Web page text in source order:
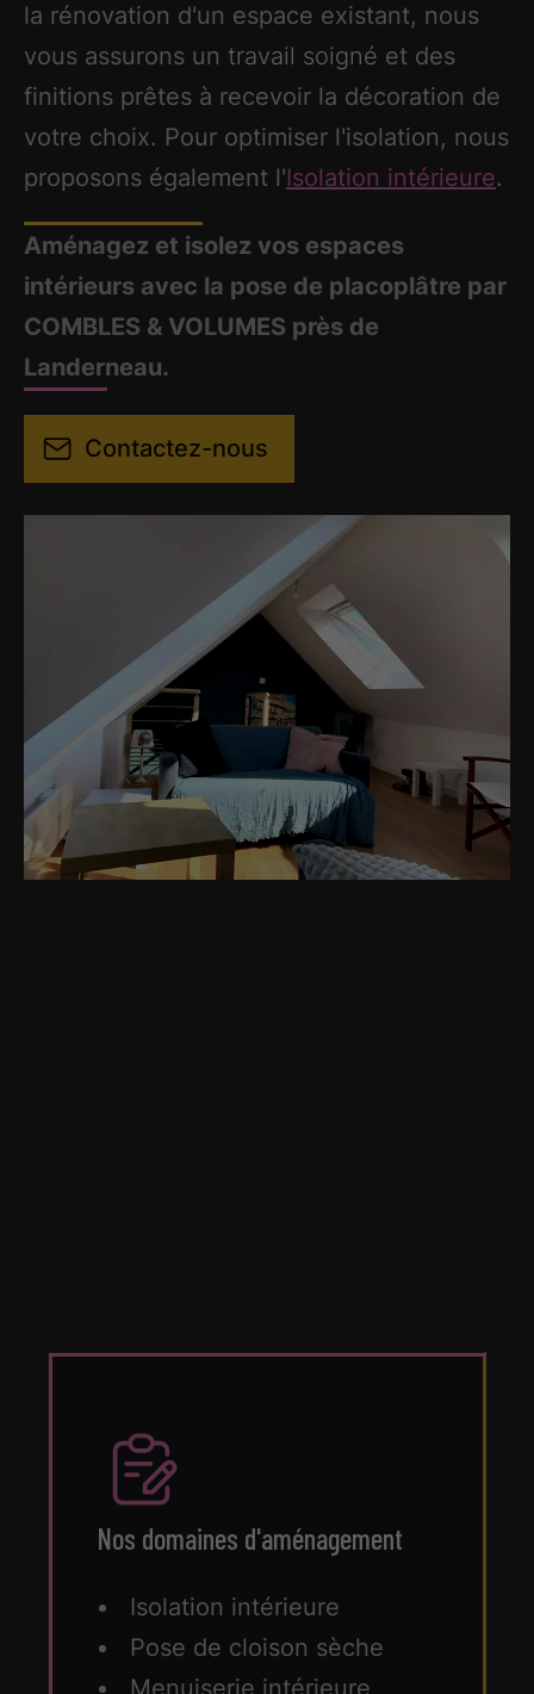
la rénovation d'un espace existant, nous
vous assurons un travail soigné et des
finitions prêtes à recevoir la décoration de
votre choix. Pour optimiser l'isolation, nous
proposons également l'Isolation intérieure.
Aménagez et isolez vos espaces
intérieurs avec la pose de placoplâtre par
COMBLES & VOLUMES près de
Landerneau.
Contactez-nous
Nos domaines d'aménagement
Isolation intérieure
Pose de cloison sèche
Menuiserie intérieure